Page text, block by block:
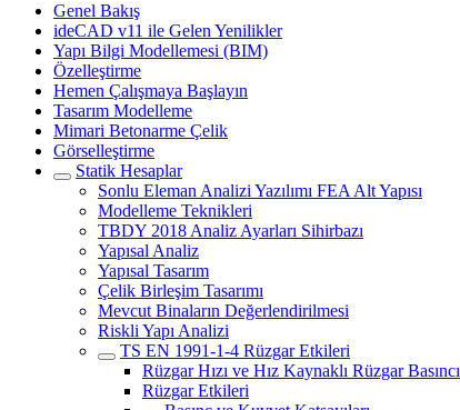
Genel Bakış
ideCAD v11 ile Gelen Yenilikler
Yapı Bilgi Modellemesi (BIM)
Özelleştirme
Hemen Çalışmaya Başlayın
Tasarım Modelleme
Mimari Betonarme Çelik
Görselleştirme
Statik Hesaplar
Sonlu Eleman Analizi Yazılımı FEA Alt Yapısı
Modelleme Teknikleri
TBDY 2018 Analiz Ayarları Sihirbazı
Yapısal Analiz
Yapısal Tasarım
Çelik Birleşim Tasarımı
Mevcut Binaların Değerlendirilmesi
Riskli Yapı Analizi
TS EN 1991-1-4 Rüzgar Etkileri
Rüzgar Hızı ve Hız Kaynaklı Rüzgar Basıncı
Rüzgar Etkileri